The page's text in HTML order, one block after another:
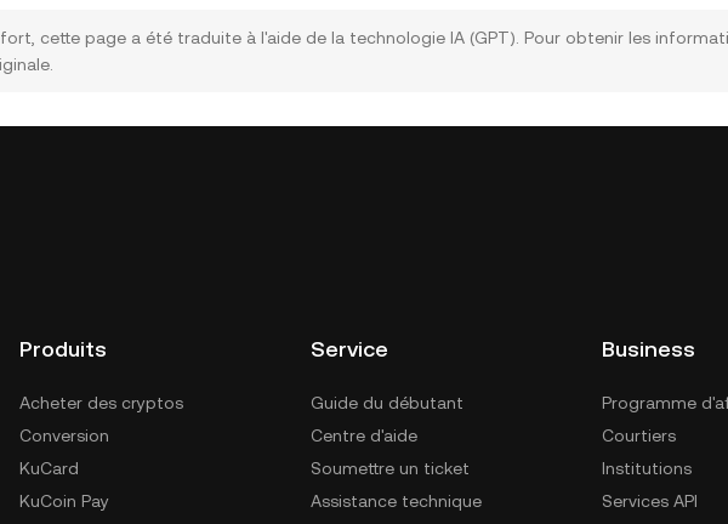
cette page a été traduite à l'aide de la technologie IA (GPT). Pour obtenir les
Produits
Acheter des cryptos
Conversion
KuCard
KuCoin Pay
Service
Guide du débutant
Centre d'aide
Soumettre un ticket
Assistance technique
Business
Programme
Courtiers
Institutions
Services API